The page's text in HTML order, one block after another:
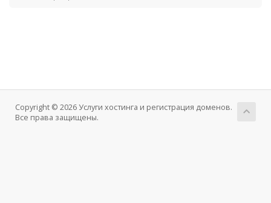
Copyright © 2026 Услуги хостинга и регистрация доменов.
Все права защищены.